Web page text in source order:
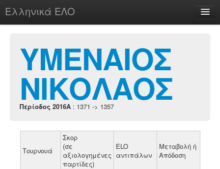
Ελληνικά ΕΛΟ
chesstu.be @ discord
Login
ΥΜΕΝΑΙΟΣ
ΝΙΚΟΛΑΟΣ
Περίοδος 2016A : 1371 -> 1357
Τουρνουά
Σκορ
(σε
αξιολογημένες
παρτίδες)
ELO
αντιπάλων
Μεταβολή ή
Απόδοση